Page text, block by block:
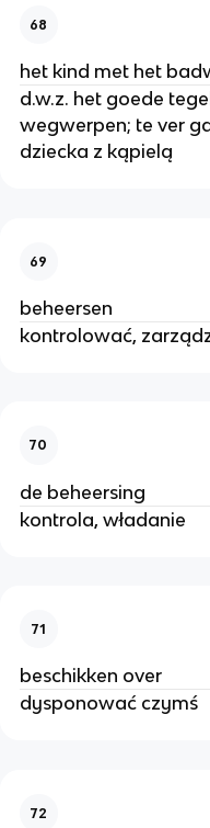
68
het kind met het
d.w.z. het goede
wegwerpen; te ver
dziecka z kąpielą
69
beheersen
kontrolować,
70
de beheersing
kontrola, władanie
71
beschikken over
dysponować czymś
72